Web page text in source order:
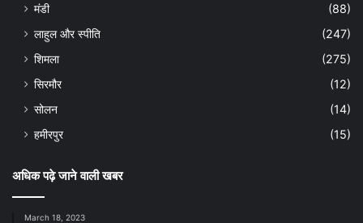
मंडी
(88)
लाहुल और स्पीति
(247)
शिमला
(275)
सिरमौर
(12)
सोलन
(14)
हमीरपुर
(15)
अधिक पढ़े जाने वाली खबर
March 18, 2023